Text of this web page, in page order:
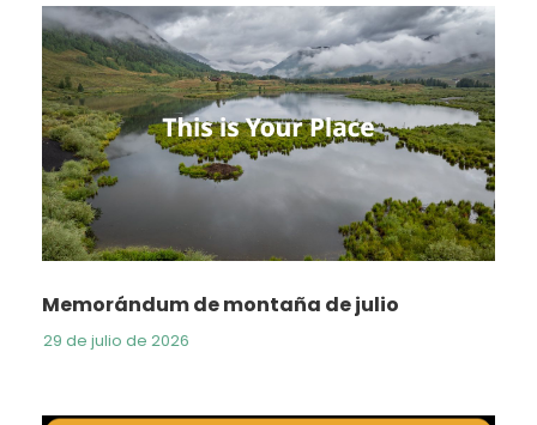
Memorándum de montaña de julio
29 de julio de 2026